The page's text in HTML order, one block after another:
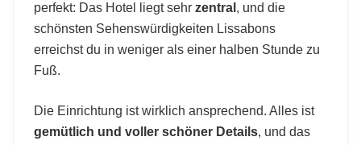
perfekt: Das Hotel liegt sehr zentral , und die
schönsten Sehenswürdigkeiten Lissabons
erreichst du in weniger als einer halben Stunde zu
Fuß.
Die Einrichtung ist wirklich ansprechend. Alles ist
gemütlich und voller schöner Details, und das